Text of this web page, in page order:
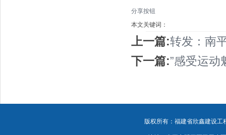
分享按钮
本文关键词：
上一篇:转发：南
下一篇:”感受运动
版权所有：福建省欣鑫建设